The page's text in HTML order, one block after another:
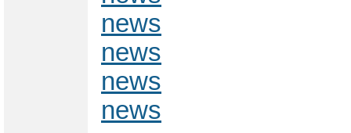
news
news
news
news